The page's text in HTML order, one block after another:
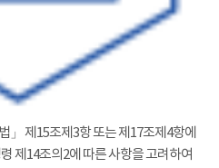
」 제15조제3항 또는 제17조제4항에
제14조의2에 따른 사항을 고려하여